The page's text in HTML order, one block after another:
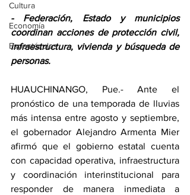
Cultura
Economía
Espectáculos
- Federación, Estado y municipios
coordinan acciones de protección civil,
infraestructura, vivienda y búsqueda de
personas.
HUAUCHINANGO, Pue.- Ante el
pronóstico de una temporada de lluvias
más intensa entre agosto y septiembre,
el gobernador Alejandro Armenta Mier
afirmó que el gobierno estatal cuenta
con capacidad operativa, infraestructura
y coordinación interinstitucional para
responder de manera inmediata a